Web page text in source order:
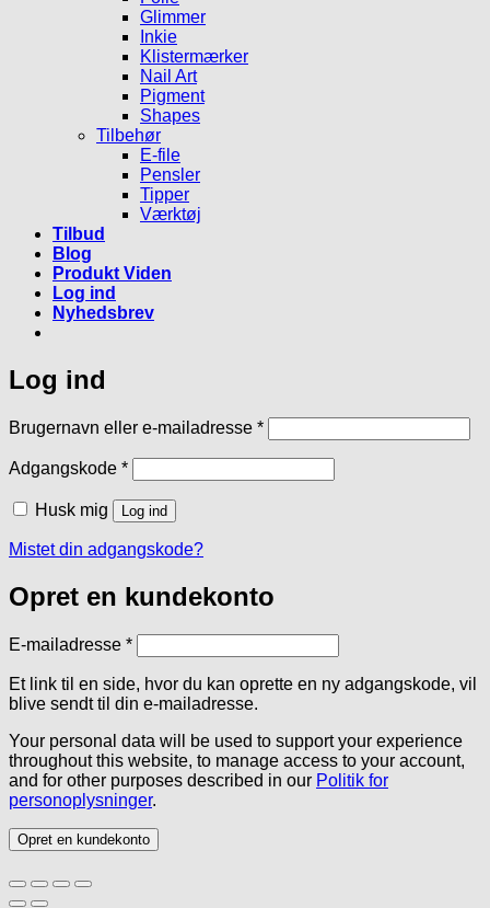
Glimmer
Inkie
Klistermærker
Nail Art
Pigment
Shapes
Tilbehør
E-file
Pensler
Tipper
Værktøj
Tilbud
Blog
Produkt Viden
Log ind
Nyhedsbrev
Log ind
Brugernavn eller e-mailadresse *Påkrævet
Adgangskode *Påkrævet
Husk mig Log ind
Mistet din adgangskode?
Opret en kundekonto
E-mailadresse *Påkrævet
Et link til en side, hvor du kan oprette en ny adgangskode, vil
blive sendt til din e-mailadresse.
Your personal data will be used to support your experience
throughout this website, to manage access to your account,
and for other purposes described in our Politik for
personoplysninger.
Opret en kundekonto